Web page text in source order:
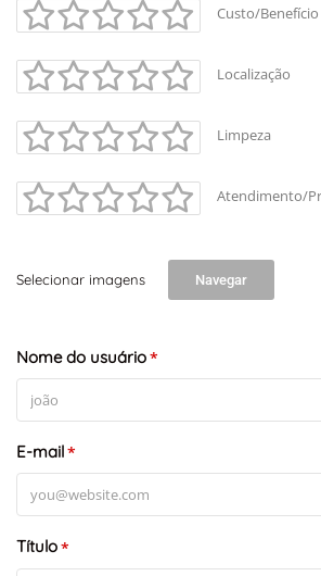
+-
Custo/Benefício
Localização
Limpeza
Atendimento/
Selecionar imagens Navegar
Nome do usuário*
E-mail*
Título*